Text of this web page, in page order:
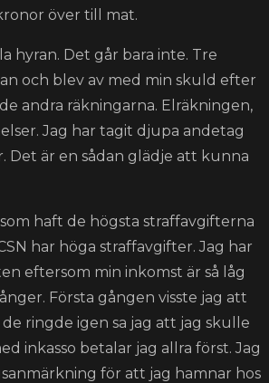
över till mat.
hyran. Det går bara inte. Tre
och blev av med min skuld efter
andra räkningarna. Elräkningen,
Jag har tagit djupa andetag
Det är en sådan glädje att kunna
haft de högsta straffavgifterna
har höga straffavgifter. Jag har
eftersom min inkomst är så låg
Första gången visste jag att
de ringde igen sa jag att jag skulle
inkasso betalar jag allra först. Jag
för att jag hamnar hos